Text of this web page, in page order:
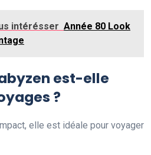
intérésser Année 80 Look
est-elle
?
elle est idéale pour voyager